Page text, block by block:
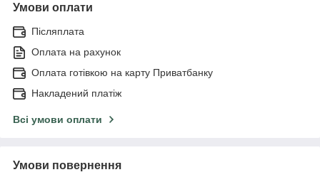
Умови оплати
Післяплата
Оплата на рахунок
Оплата готівкою на карту Приватбанку
Накладений платіж
Всі умови оплати
Умови повернення